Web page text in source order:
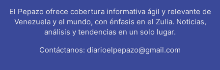
El Pepazo ofrece cobertura informativa ágil y relevante de
Venezuela y el mundo, con énfasis en el Zulia. Noticias,
análisis y tendencias en un solo lugar.
Contáctanos: diarioelpepazo@gmail.com